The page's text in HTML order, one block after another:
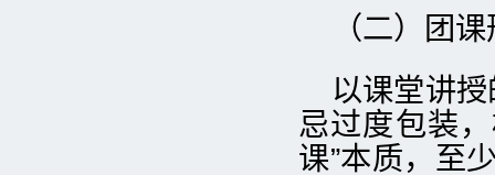
（二）团
以课堂讲
忌过度包装
课”本质，至